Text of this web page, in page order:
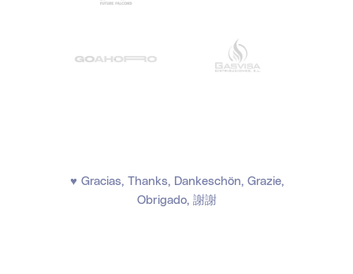
♥ Gracias, Thanks, Dankeschön, Grazie,
Obrigado, 謝謝